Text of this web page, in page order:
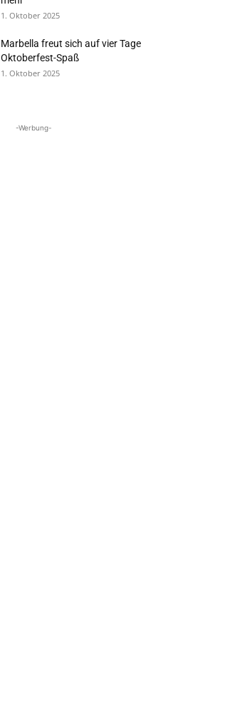
1. Oktober 2025
Marbella freut sich auf vier Tage
Oktoberfest-Spaß
1. Oktober 2025
-Werbung-